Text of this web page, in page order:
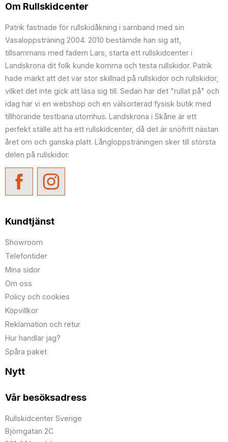
Om Rullskidcenter
Patrik fastnade för rullskidåkning i samband med sin
Vasaloppsträning 2004. 2010 bestämde han sig att,
tillsammans med fadern Lars, starta ett rullskidcenter i
Landskrona dit folk kunde komma och testa rullskidor. Patrik
hade märkt att det var stor skillnad på rullskidor och rullskidor,
vilket det inte gick att läsa sig till. Sedan har det "rullat på" och
idag har vi en webshop och en välsorterad fysisk butik med
tillhörande testbana utomhus. Landskrona i Skåne är ett
perfekt ställe att ha ett rullskidcenter, då det är snöfritt nästan
året om och ganska platt. Långloppsträningen sker till största
delen på rullskidor.
Kundtjänst
Showroom
Telefontider
Mina sidor
Om oss
Policy och cookies
Köpvillkor
Reklamation och retur
Hur handlar jag?
Spåra paket
Nytt
Vår besöksadress
Rullskidcenter Sverige
Björngatan 2C